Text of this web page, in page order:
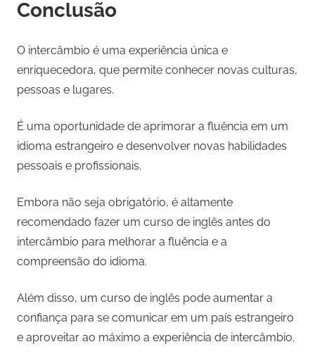
Conclusão
O intercâmbio é uma experiência única e
enriquecedora, que permite conhecer novas culturas,
pessoas e lugares.
É uma oportunidade de aprimorar a fluência em um
idioma estrangeiro e desenvolver novas habilidades
pessoais e profissionais.
Embora não seja obrigatório, é altamente
recomendado fazer um curso de inglês antes do
intercâmbio para melhorar a fluência e a
compreensão do idioma.
Além disso, um curso de inglês pode aumentar a
confiança para se comunicar em um país estrangeiro
e aproveitar ao máximo a experiência de intercâmbio.